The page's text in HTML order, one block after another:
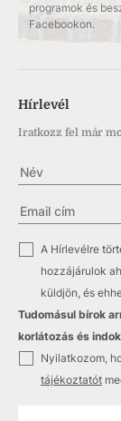
programok és
Facebookon.
Hírlevél
Iratkozz fel már
A Hírlevélre
hozzájárulok
küldjön, és
Tudomásul bírok
korlátozás és
Nyilatkozom,
tájékoztatót